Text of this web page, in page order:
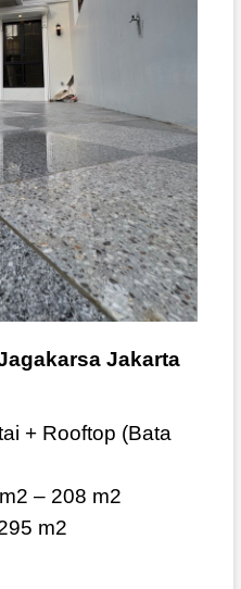
Jakarta
+ Rooftop (Bata
– 208 m2
m2